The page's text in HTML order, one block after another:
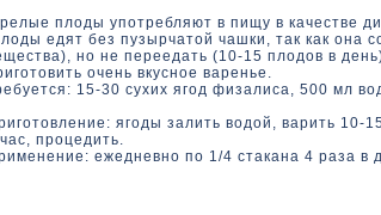
плоды употребляют в пищу в качестве
едят без пузырчатой чашки, так как она
но не переедать (10-15 плодов в
очень вкусное варенье.
15-30 сухих ягод физалиса, 500 мл
ягоды залить водой, варить 10-
процедить.
ежедневно по 1/4 стакана 4 раза в